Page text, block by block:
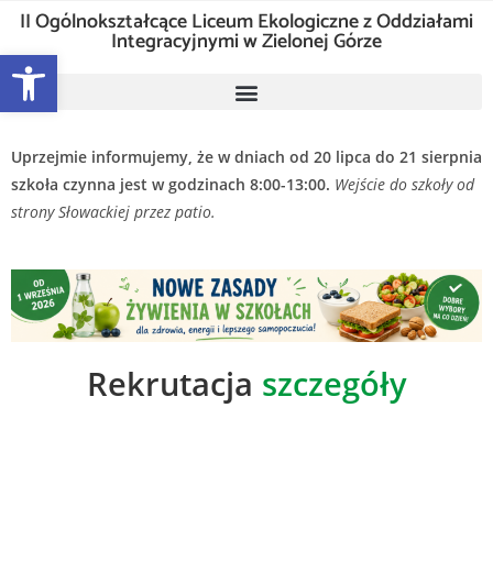
Otwórz pasek narzędzi
II Ogólnokształcące Liceum Ekologiczne z Oddziałami
Integracyjnymi w Zielonej Górze
Uprzejmie informujemy, że w dniach od 20 lipca do 21 sierpnia
szkoła czynna jest w godzinach 8:00-13:00. Wejście do szkoły od
strony Słowackiej przez patio.
Rekrutacja szczegóły